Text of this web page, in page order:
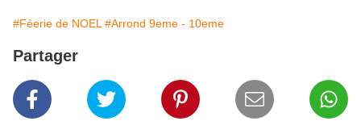
#Féerie de NOEL #Arrond 9eme - 10eme
Partager